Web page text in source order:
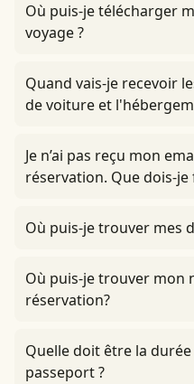
Où puis-je télécharger
voyage ?
Quand vais-je recevoir
de voiture et
Je n’ai pas reçu mon
réservation. Que dois-je
Où puis-je trouver mes
Où puis-je trouver mon
réservation?
Quelle doit être la
passeport ?